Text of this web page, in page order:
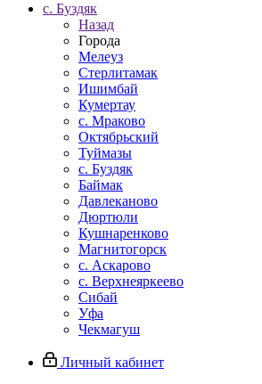
c. Буздяк
Назад
Города
Мелеуз
Стерлитамак
Ишимбай
Кумертау
c. Мраково
Октябрьский
Туймазы
c. Буздяк
Баймак
Давлеканово
Дюртюли
Кушнаренково
Магнитогорск
с. Аскарово
с. Верхнеяркеево
Сибай
Уфа
Чекмагуш
Личный кабинет